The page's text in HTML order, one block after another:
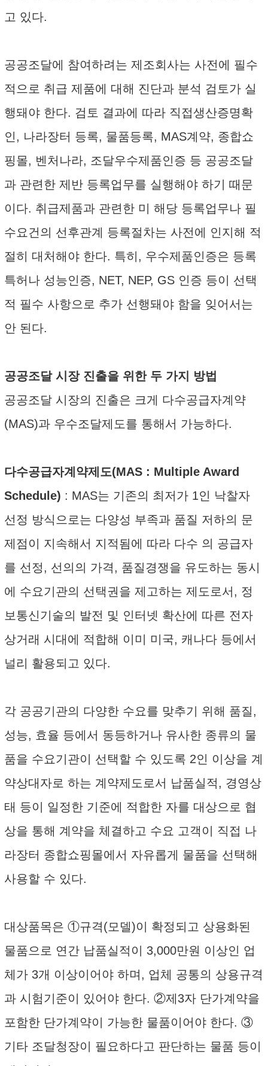
고 있다.
공공조달에 참여하려는 제조회사는 사전에 필수
적으로 취급 제품에 대해 진단과 분석 검토가 실
행돼야 한다. 검토 결과에 따라 직접생산증명확
인, 나라장터 등록, 물품등록, MAS계약, 종합쇼
핑몰, 벤처나라, 조달우수제품인증 등 공공조달
과 관련한 제반 등록업무를 실행해야 하기 때문
이다. 취급제품과 관련한 미 해당 등록업무나 필
수요건의 선후관계 등록절차는 사전에 인지해 적
절히 대처해야 한다. 특히, 우수제품인증은 등록
특허나 성능인증, NET, NEP, GS 인증 등이 선택
적 필수 사항으로 추가 선행돼야 함을 잊어서는
안 된다.
공공조달 시장 진출을 위한 두 가지 방법
공공조달 시장의 진출은 크게 다수공급자계약
(MAS)과 우수조달제도를 통해서 가능하다.
다수공급자계약제도(MAS : Multiple Award
Schedule) : MAS는 기존의 최저가 1인 낙찰자
선정 방식으로는 다양성 부족과 품질 저하의 문
제점이 지속해서 지적됨에 따라 다수 의 공급자
를 선정, 선의의 가격, 품질경쟁을 유도하는 동시
에 수요기관의 선택권을 제고하는 제도로서, 정
보통신기술의 발전 및 인터넷 확산에 따른 전자
상거래 시대에 적합해 이미 미국, 캐나다 등에서
널리 활용되고 있다.
각 공공기관의 다양한 수요를 맞추기 위해 품질,
성능, 효율 등에서 동등하거나 유사한 종류의 물
품을 수요기관이 선택할 수 있도록 2인 이상을 계
약상대자로 하는 계약제도로서 납품실적, 경영상
태 등이 일정한 기준에 적합한 자를 대상으로 협
상을 통해 계약을 체결하고 수요 고객이 직접 나
라장터 종합쇼핑몰에서 자유롭게 물품을 선택해
사용할 수 있다.
대상품목은 ①규격(모델)이 확정되고 상용화된
물품으로 연간 납품실적이 3,000만원 이상인 업
체가 3개 이상이어야 하며, 업체 공통의 상용규격
과 시험기준이 있어야 한다. ②제3자 단가계약을
포함한 단가계약이 가능한 물품이어야 한다. ③
기타 조달청장이 필요하다고 판단하는 물품 등이